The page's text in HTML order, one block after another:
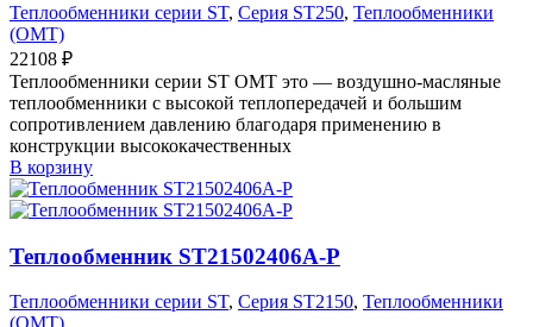
Теплообменники серии ST, Серия ST250, Теплообменники
(OMT)
22108 ₽
Теплообменники серии ST OMT это — воздушно-масляные
теплообменники с высокой теплопередачей и большим
сопротивлением давлению благодаря применению в
конструкции высококачественных
В корзину
Теплообменник ST21502406A-P
Теплообменники серии ST, Серия ST2150, Теплообменники